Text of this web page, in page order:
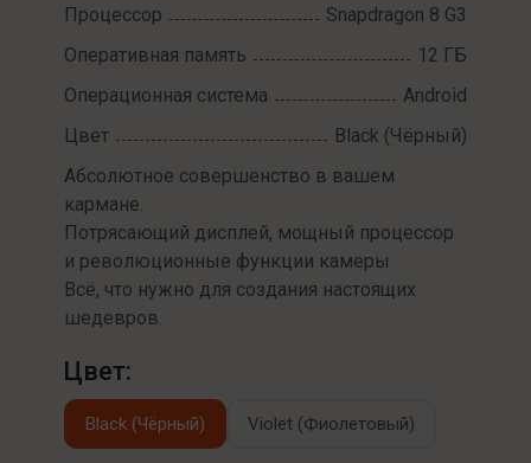
Процессор
Snapdragon 8 G3
Оперативная память
12 ГБ
Операционная система
Android
Цвет
Black (Чёрный)
Абсолютное совершенство в вашем
кармане.
Потрясающий дисплей, мощный процессор
и революционные функции камеры
Всё, что нужно для создания настоящих
шедевров.
Цвет:
Black (Чёрный) Violet (Фиолетовый)